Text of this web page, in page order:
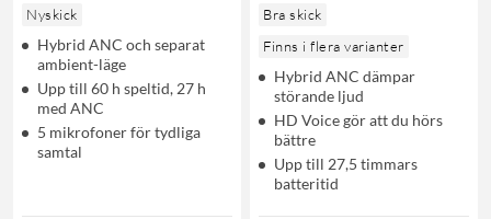
Nyskick
Hybrid ANC och separat
ambient-läge
Upp till 60 h speltid, 27 h
med ANC
5 mikrofoner för tydliga
samtal
Bra skick
Finns i flera varianter
Hybrid ANC dämpar
störande ljud
HD Voice gör att du hörs
bättre
Upp till 27,5 timmars
batteritid